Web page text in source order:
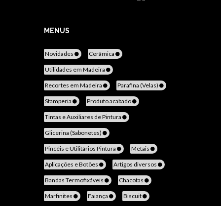
MENUS
Novidades Cerâmica
Utilidades em Madeira
Recortes em Madeira Parafina (Velas)
Stamperia Produto acabado
Tintas e Auxiliares de Pintura
Glicerina (Sabonetes)
Pincéis e Utilitários Pintura Metais
Aplicações e Botões Artigos diversos
Bandas Termofixáveis Chacotas
Marfinites Faiança Biscuit